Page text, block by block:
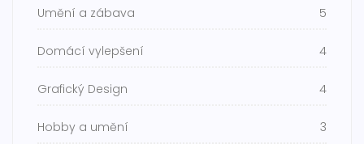
Umění a zábava 5
Domácí vylepšení 4
Grafický Design 4
Hobby a umění 3